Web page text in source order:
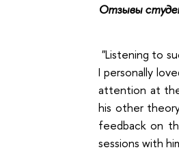
Отзывы
"Listening to
I personally
attention at
his other
feedback on
sessions with